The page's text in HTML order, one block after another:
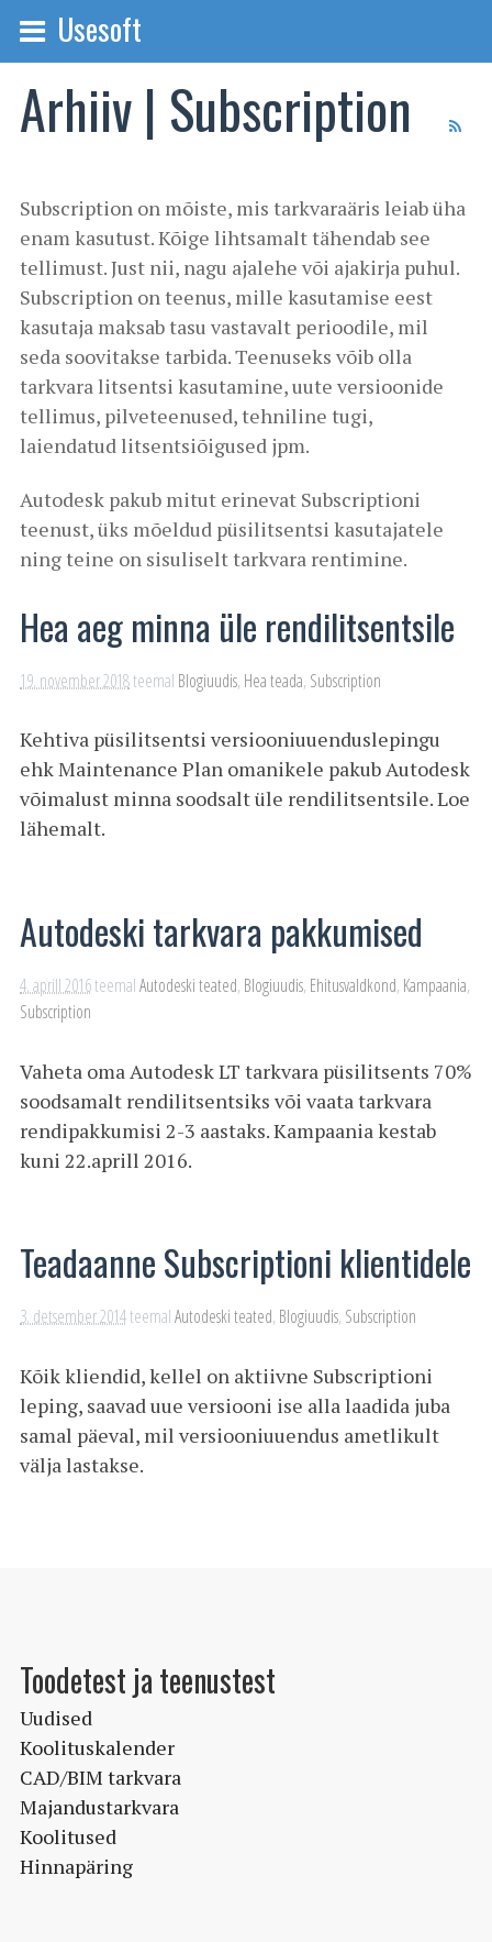
Usesoft
Arhiiv | Subscription
Subscription on mõiste, mis tarkvaraäris leiab üha
enam kasutust. Kõige lihtsamalt tähendab see
tellimust. Just nii, nagu ajalehe või ajakirja puhul.
Subscription on teenus, mille kasutamise eest
kasutaja maksab tasu vastavalt perioodile, mil
seda soovitakse tarbida. Teenuseks võib olla
tarkvara litsentsi kasutamine, uute versioonide
tellimus, pilveteenused, tehniline tugi,
laiendatud litsentsiõigused jpm.
Autodesk pakub mitut erinevat Subscriptioni
teenust, üks mõeldud püsilitsentsi kasutajatele
ning teine on sisuliselt tarkvara rentimine.
Hea aeg minna üle rendilitsentsile
19. november 2018teemal Blogiuudis, Hea teada, Subscription
Kehtiva püsilitsentsi versiooniuuenduslepingu
ehk Maintenance Plan omanikele pakub Autodesk
võimalust minna soodsalt üle rendilitsentsile. Loe
lähemalt.
Autodeski tarkvara pakkumised
4. aprill 2016teemalAutodeski teated, Blogiuudis, Ehitusvaldkond, Kampaania,
Subscription
Vaheta oma Autodesk LT tarkvara püsilitsents 70%
soodsamalt rendilitsentsiks või vaata tarkvara
rendipakkumisi 2-3 aastaks. Kampaania kestab
kuni 22.aprill 2016.
Teadaanne Subscriptioni klientidele
3. detsember 2014teemalAutodeski teated, Blogiuudis, Subscription
Kõik kliendid, kellel on aktiivne Subscriptioni
leping, saavad uue versiooni ise alla laadida juba
samal päeval, mil versiooniuuendus ametlikult
välja lastakse.
Toodetest ja teenustest
Uudised
Koolituskalender
CAD/BIM tarkvara
Majandustarkvara
Koolitused
Hinnapäring